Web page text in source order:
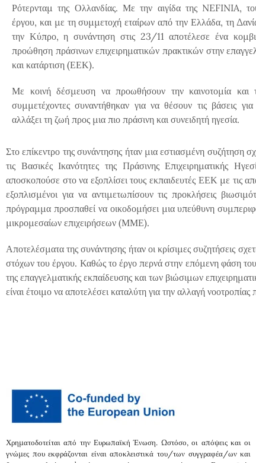
Ρότερνταμ της Ολλανδίας. Με την αιγίδα της NEFINIA,
έργου, και με τη συμμετοχή εταίρων από την Ελλάδα, τη
την Κύπρο, η συνάντηση στις 23/11 αποτέλεσε ένα
προώθηση πράσινων επιχειρηματικών πρακτικών στην
και κατάρτιση (ΕΕΚ).
Με κοινή δέσμευση να προωθήσουν την καινοτομία και
συμμετέχοντες συναντήθηκαν για να θέσουν τις βάσεις
αλλάξει τη ζωή προς μια πιο πράσινη και συνειδητή ηγεσία.
Στο επίκεντρο της συνάντησης ήταν μια εστιασμένη συζήτηση
τις Βασικές Ικανότητες της Πράσινης
αποσκοπούσε στο να εξοπλίσει τους εκπαιδευτές ΕΕΚ με τις
εξοπλισμένοι για να αντιμετωπίσουν τις προκλήσεις
πρόγραμμα προσπαθεί να οικοδομήσει μια υπεύθυνη
μικρομεσαίων επιχειρήσεων (ΜΜΕ).
Αποτελέσματα της συνάντησης ήταν οι κρίσιμες συζητήσεις
στόχων του έργου. Καθώς το έργο περνά στην επόμενη φάση
της επαγγελματικής εκπαίδευσης και των βιώσιμων
είναι έτοιμο να αποτελέσει καταλύτη για την αλλαγή
Χρηματοδοτείται από την Ευρωπαϊκή Ένωση. Ωστόσο, οι απόψεις και οι
γνώμες που εκφράζονται είναι αποκλειστικά του/των συγγραφέα/ων και